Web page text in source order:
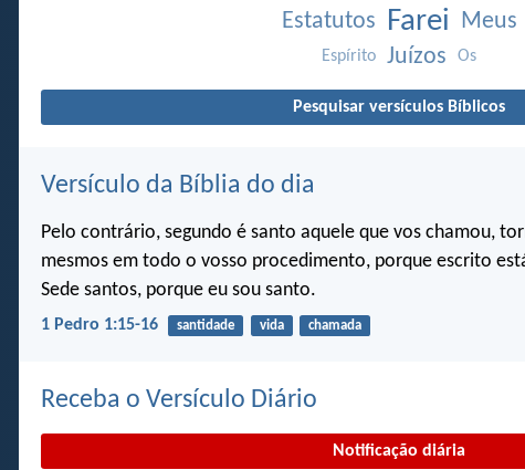
Estatutos Farei Meus
Espírito Juízos Os
Pesquisar versículos Bíblicos
Versículo da Bíblia do dia
Pelo contrário, segundo é santo aquele que vos chamou,
mesmos em todo o vosso procedimento, porque escrito
Sede santos, porque eu sou santo.
1 Pedro 1:15-16 santidade vida chamada
Receba o Versículo Diário
Notificação diária